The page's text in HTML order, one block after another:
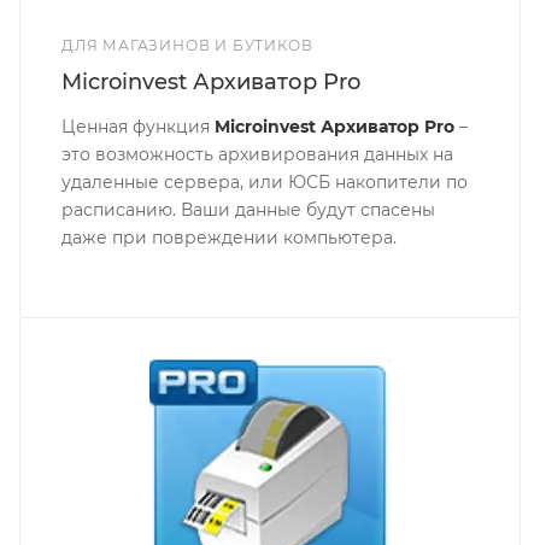
ДЛЯ МАГАЗИНОВ И БУТИКОВ
Microinvest Архиватор Pro
Ценная функция Microinvest Архиватор Pro –
это возможность архивирования данных на
удаленные сервера, или ЮСБ накопители по
расписанию. Ваши данные будут спасены
даже при повреждении компьютера.